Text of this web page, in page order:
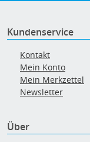
Kundenservice
Kontakt
Mein Konto
Mein Merkzettel
Newsletter
Über